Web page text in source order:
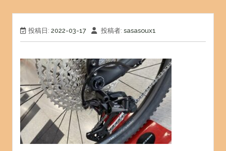
投稿日: 2022-03-17 投稿者: sasasoux1